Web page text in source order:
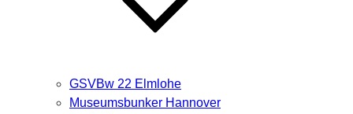
GSVBw 22 Elmlohe
Museumsbunker Hannover